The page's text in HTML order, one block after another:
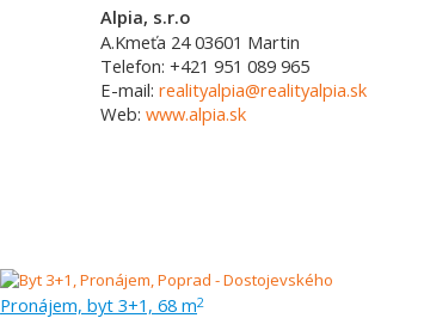
Alpia, s.r.o
A.Kmeťa 24 03601 Martin
Telefon: +421 951 089 965
E-mail: realityalpia@realityalpia.sk
Web: www.alpia.sk
Pronájem, byt 3+1, 68 m2